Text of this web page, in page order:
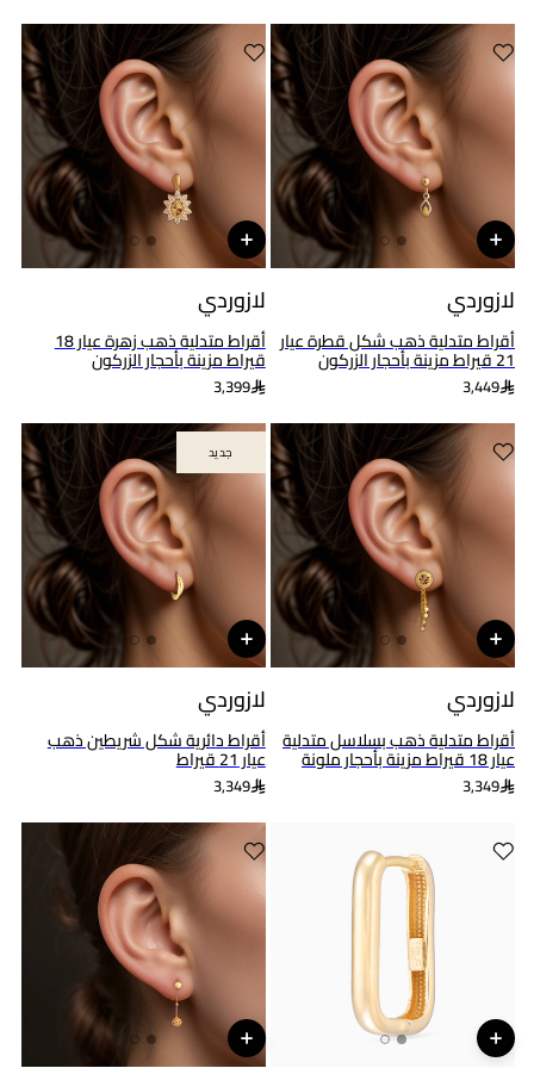
لازوردي
أقراط متدلية ذهب شكل قطرة عيار
21 قيراط مزينة بأحجار الزركون
3,449
لازوردي
أقراط متدلية ذهب زهرة عيار 18
قيراط مزينة بأحجار الزركون
3,399
لازوردي
أقراط متدلية ذهب بسلاسل متدلية
عيار 18 قيراط مزينة بأحجار ملونة
3,349
جديد
جديد
لازوردي
أقراط دائرية شكل شريطين ذهب
عيار 21 قيراط
3,349